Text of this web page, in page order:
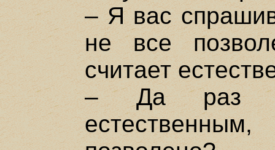
– Я вас
не все
считает
– Да раз